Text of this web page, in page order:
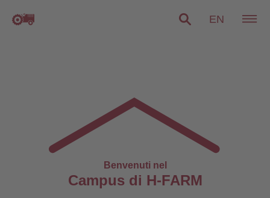
EN
Benvenuti nel
Campus di H-FARM